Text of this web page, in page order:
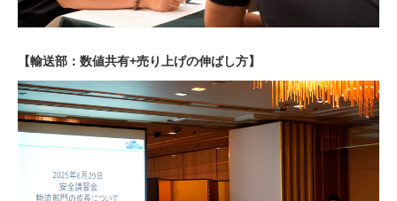
【輸送部：数値共有+売り上げの伸ばし方】